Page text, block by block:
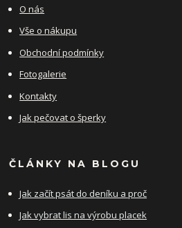
O nás
Vše o nákupu
Obchodní podmínky
Fotogalerie
Kontakty
Jak pečovat o šperky
ČLÁNKY NA BLOGU
Jak začít psát do deníku a proč
Jak vybrat lis na výrobu placek